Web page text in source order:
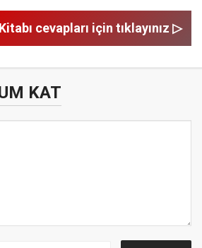
cevapları için tıklayınız ▷
KAT